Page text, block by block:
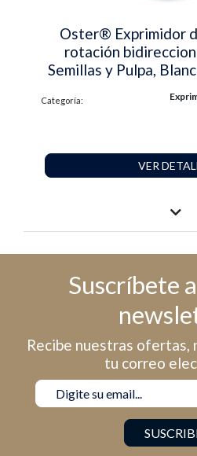
Oster® Exprimidor
rotación
Semillas y Pulpa,
Categoría:
VER
Suscríbete
Recibe nuestras ofertas,
tu correo